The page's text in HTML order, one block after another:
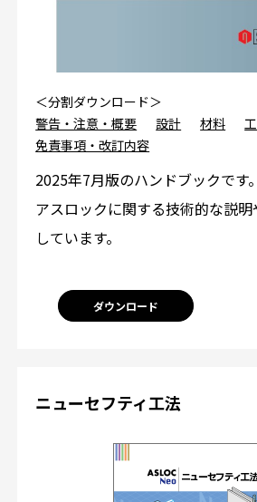
＜分割ダウンロード＞
警告・注意・概要
設計 材料
免責事項・改訂内容
2025年7月版のハンドブックです。
アスロックに関する技術的な説
しています。
ダウンロード
ニューセフティ工法